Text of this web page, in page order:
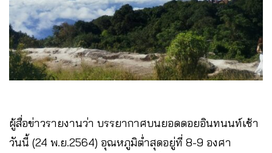
ผู้สื่อข่าวรายงานว่า บรรยากาศบนยอดดอยอินทนนท์เช้า
วันนี้ (24 พ.ย.2564) อุณหภูมิต่ำสุดอยู่ที่ 8-9 องศา